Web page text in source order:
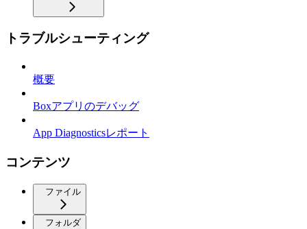
トラブルシューティング
概要
Boxアプリのデバッグ
App Diagnosticsレポート
コンテンツ
ファイル
フォルダ